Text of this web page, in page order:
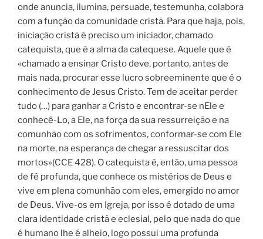
onde anuncia, ilumina, persuade, testemunha, colabora
com a função da comunidade cristã. Para que haja, pois,
iniciação cristã é preciso um iniciador, chamado
catequista, que é a alma da catequese. Aquele que é
«chamado a ensinar Cristo deve, portanto, antes de
mais nada, procurar esse lucro sobreeminente que é o
conhecimento de Jesus Cristo. Tem de aceitar perder
tudo (…) para ganhar a Cristo e encontrar-se nEle e
conhecê-Lo, a Ele, na força da sua ressurreição e na
comunhão com os sofrimentos, conformar-se com Ele
na morte, na esperança de chegar a ressuscitar dos
mortos»(CCE 428). O catequista é, então, uma pessoa
de fé profunda, que conhece os mistérios de Deus e
vive em plena comunhão com eles, emergido no amor
de Deus. Vive-os em Igreja, por isso é dotado de uma
clara identidade cristã e eclesial, pelo que nada do que
é humano lhe é alheio, logo possui uma profunda